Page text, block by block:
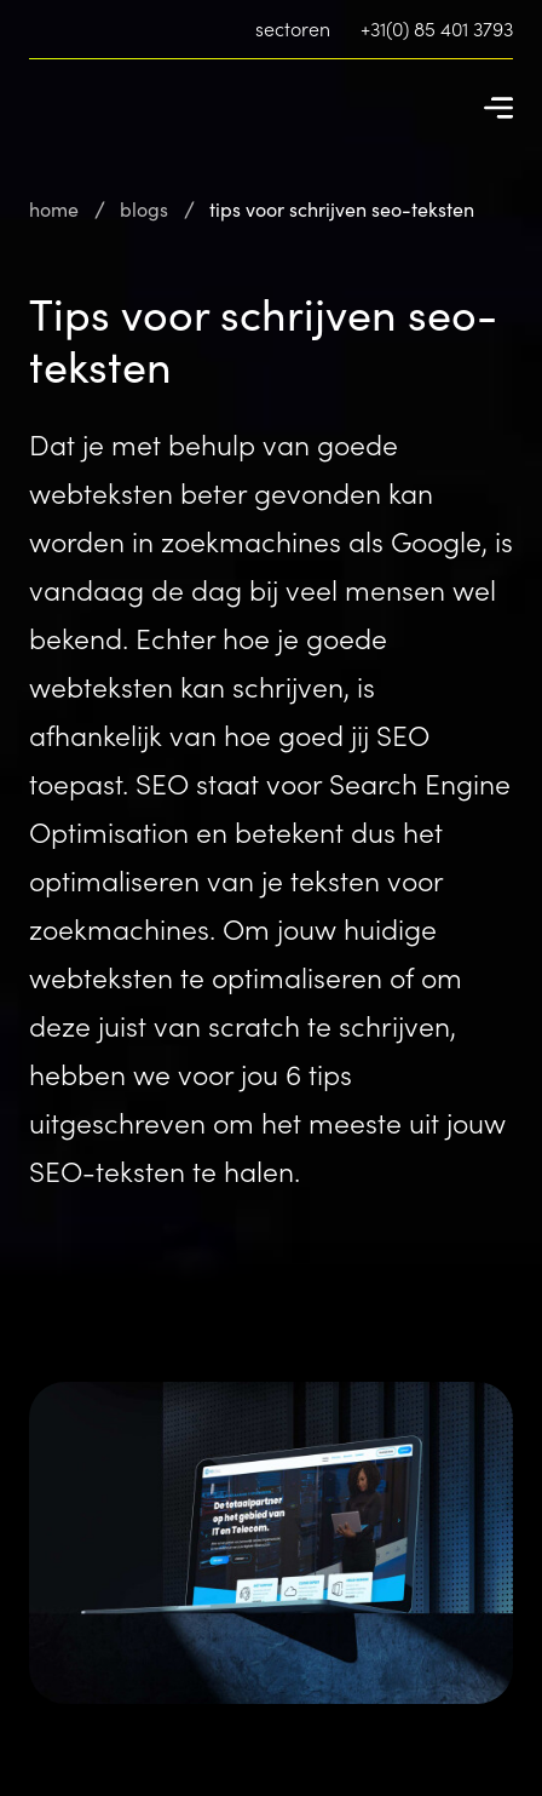
sectoren +31(0) 85 401 3793
home blogs tips voor schrijven seo-teksten
Tips voor schrijven seo-
teksten
Dat je met behulp van goede
webteksten beter gevonden kan
worden in zoekmachines als Google, is
vandaag de dag bij veel mensen wel
bekend. Echter hoe je goede
webteksten kan schrijven, is
afhankelijk van hoe goed jij SEO
toepast. SEO staat voor Search Engine
Optimisation en betekent dus het
optimaliseren van je teksten voor
zoekmachines. Om jouw huidige
webteksten te optimaliseren of om
deze juist van scratch te schrijven,
hebben we voor jou 6 tips
uitgeschreven om het meeste uit jouw
SEO-teksten te halen.